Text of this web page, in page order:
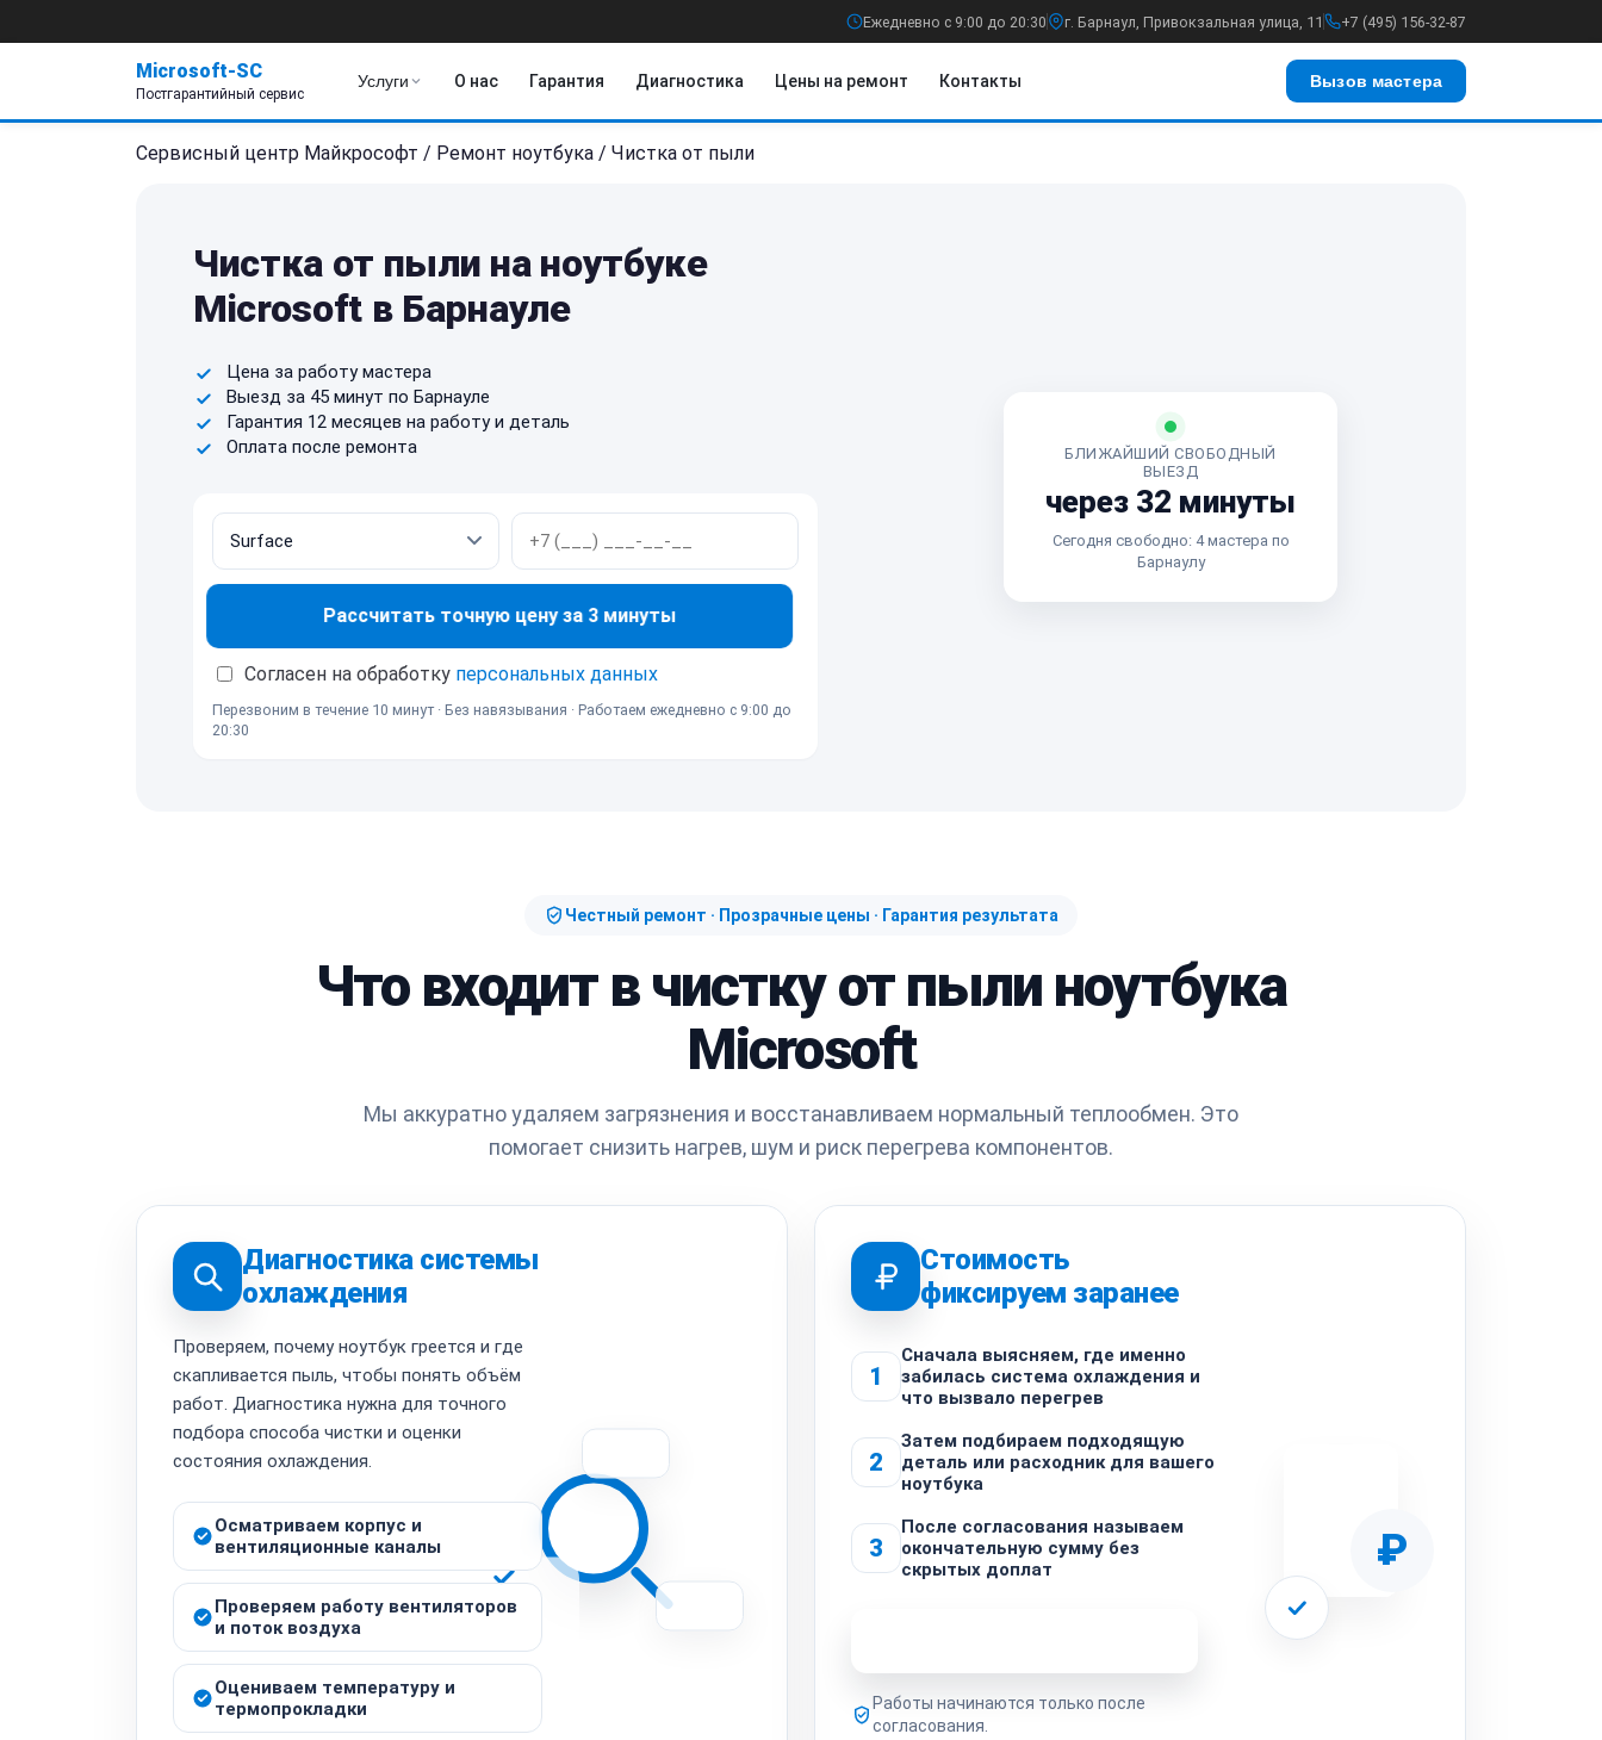
Ежедневно с 9:00 до 20:30 г. Барнаул, Привокзальная улица, 11 +7 (495) 156-32-87
Microsoft-SC
Постгарантийный сервис
Услуги О нас Гарантия Диагностика Цены на ремонт Контакты Вызов мастера
Сервисный центр Майкрософт / Ремонт ноутбука / Чистка от пыли
Чистка от пыли на ноутбуке
Microsoft в Барнауле
Цена за работу мастера
Выезд за 45 минут по Барнауле
Гарантия 12 месяцев на работу и деталь
Оплата после ремонта
Рассчитать точную цену за 3 минуты
Согласен на обработку персональных данных
Перезвоним в течение 10 минут · Без навязывания · Работаем ежедневно с 9:00 до
20:30
БЛИЖАЙШИЙ СВОБОДНЫЙ
ВЫЕЗД
через 32 минуты
Сегодня свободно: 4 мастера по
Барнаулу
Честный ремонт · Прозрачные цены · Гарантия результата
Что входит в чистку от пыли ноутбука
Microsoft
Мы аккуратно удаляем загрязнения и восстанавливаем нормальный теплообмен. Это
помогает снизить нагрев, шум и риск перегрева компонентов.
Диагностика системы
охлаждения
Проверяем, почему ноутбук греется и где
скапливается пыль, чтобы понять объём
работ. Диагностика нужна для точного
подбора способа чистки и оценки
состояния охлаждения.
Осматриваем корпус и
вентиляционные каналы
Проверяем работу вентиляторов
и поток воздуха
Оцениваем температуру и
термопрокладки
Стоимость
фиксируем заранее
1
Сначала выясняем, где именно
забилась система охлаждения и
что вызвало перегрев
2
Затем подбираем подходящую
деталь или расходник для вашего
ноутбука
3
После согласования называем
окончательную сумму без
скрытых доплат
Работы начинаются только после
согласования.
₽